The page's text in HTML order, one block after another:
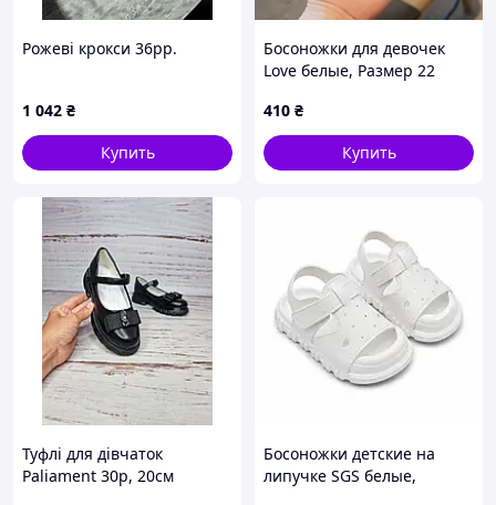
Рожеві крокси 36рр.
1 042 ₴
Купить
Босоножки для девочек
Love белые, Размер 22
410 ₴
Купить
Туфлі для дівчаток
Paliament 30р, 20см
Босоножки детские на
липучке SGS белые,